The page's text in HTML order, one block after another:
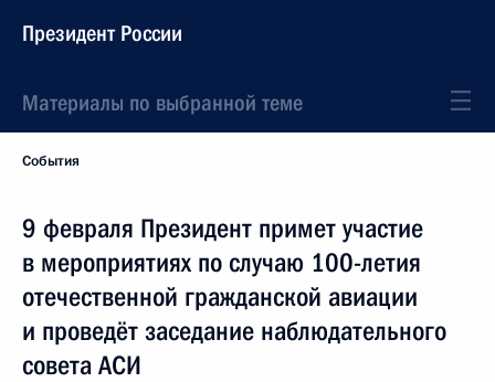
Президент России
Материалы по выбранной теме
События
9 февраля Президент примет участие
в мероприятиях по случаю 100-летия
отечественной гражданской авиации
и проведёт заседание наблюдательного
совета АСИ